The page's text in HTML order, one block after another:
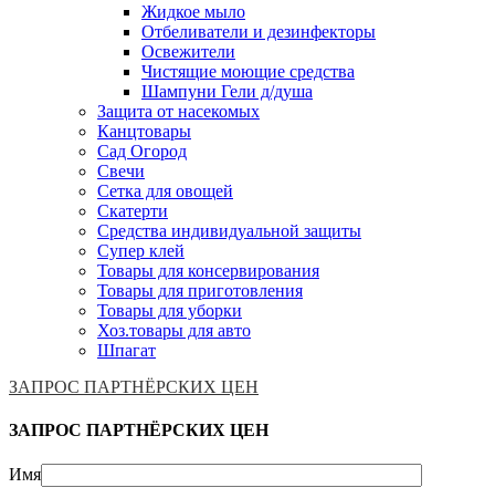
Жидкое мыло
Отбеливатели и дезинфекторы
Освежители
Чистящие моющие средства
Шампуни Гели д/душа
Защита от насекомых
Канцтовары
Сад Огород
Свечи
Сетка для овощей
Скатерти
Средства индивидуальной защиты
Супер клей
Товары для консервирования
Товары для приготовления
Товары для уборки
Хоз.товары для авто
Шпагат
ЗАПРОС ПАРТНЁРСКИХ ЦЕН
ЗАПРОС ПАРТНЁРСКИХ ЦЕН
Имя